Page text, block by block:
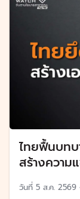
ไทยฟื้นบทบ
สร้างความ
วันที่ 5 ส.ค. 2569